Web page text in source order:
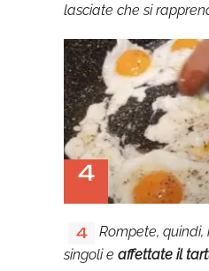
lasciate che si
4
4 Rompete, quindi,
singoli e affettate il